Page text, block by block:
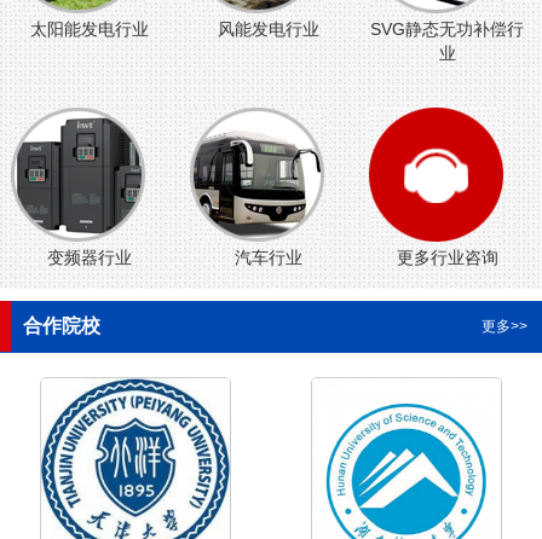
太阳能发电行业 风能发电行业
SVG静态无功补偿行
业
变频器行业 汽车行业 更多行业咨询
合作院校 更多>>